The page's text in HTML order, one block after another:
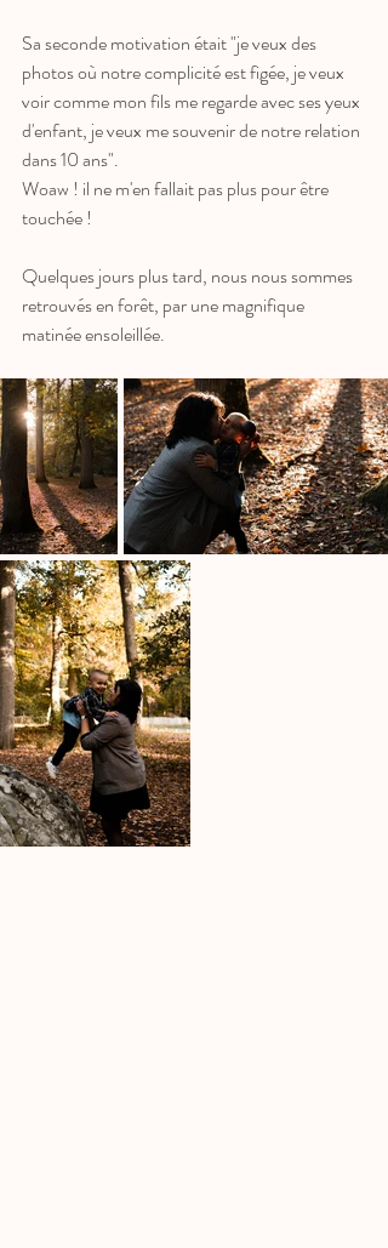
Sa seconde motivation était "je veux des
photos où notre complicité est figée, je veux
voir comme mon fils me regarde avec ses yeux
d'enfant, je veux me souvenir de notre relation
dans 10 ans".
Woaw ! il ne m'en fallait pas plus pour être
touchée !
Quelques jours plus tard, nous nous sommes
retrouvés en forêt, par une magnifique
matinée ensoleillée.